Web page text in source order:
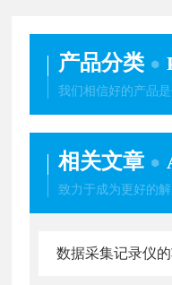
产品分类
我们相信好的产品是
相关文章
致力于成为更好的
数据采集记录仪